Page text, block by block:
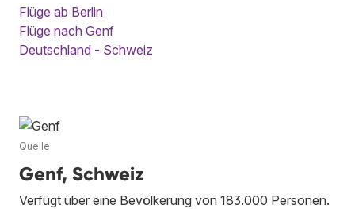
Flüge ab Berlin
Flüge nach Genf
Deutschland - Schweiz
Quelle
Genf, Schweiz
Verfügt über eine Bevölkerung von 183.000 Personen.